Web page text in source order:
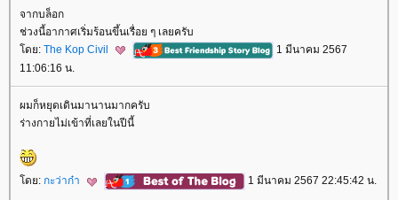
จากบล็อก
ช่วงนี้อากาศเริ่มร้อนขึ้นเรื่อย ๆ เลยครับ
ดย: The Kop Civil
1 มีนาคม 2567
11:06:16 น.
ผมก็หยุดเดินมานานมากครับ
ร่างกายไม่เข้าที่เลยในปีนี้
ดย: กะว่าก๋า 1 มีนาคม 2567 22:45:42 น.